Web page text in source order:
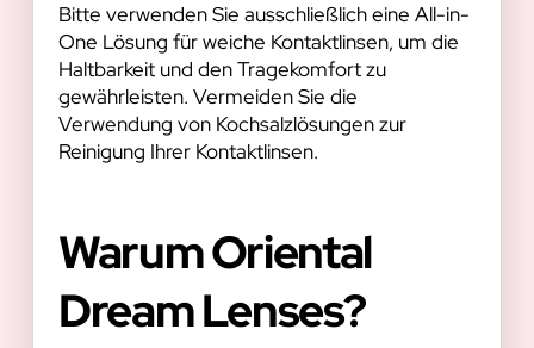
Bitte verwenden Sie ausschließlich eine All-in-
One Lösung für weiche Kontaktlinsen, um die
Haltbarkeit und den Tragekomfort zu
gewährleisten. Vermeiden Sie die
Verwendung von Kochsalzlösungen zur
Reinigung Ihrer Kontaktlinsen.
Warum Oriental
Dream Lenses?